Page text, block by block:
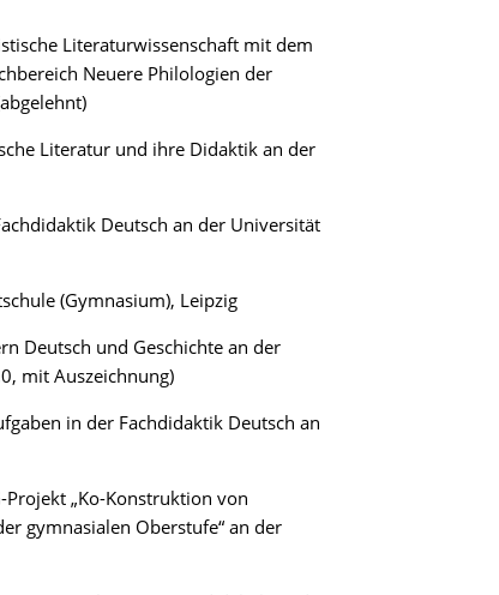
Literaturwissenschaft mit dem
Neuere Philologien der
Literatur und ihre Didaktik an der
Deutsch an der Universität
(Gymnasium), Leipzig
Deutsch und Geschichte an der
mit Auszeichnung)
in der Fachdidaktik Deutsch an
„Ko-Konstruktion von
gymnasialen Oberstufe“ an der